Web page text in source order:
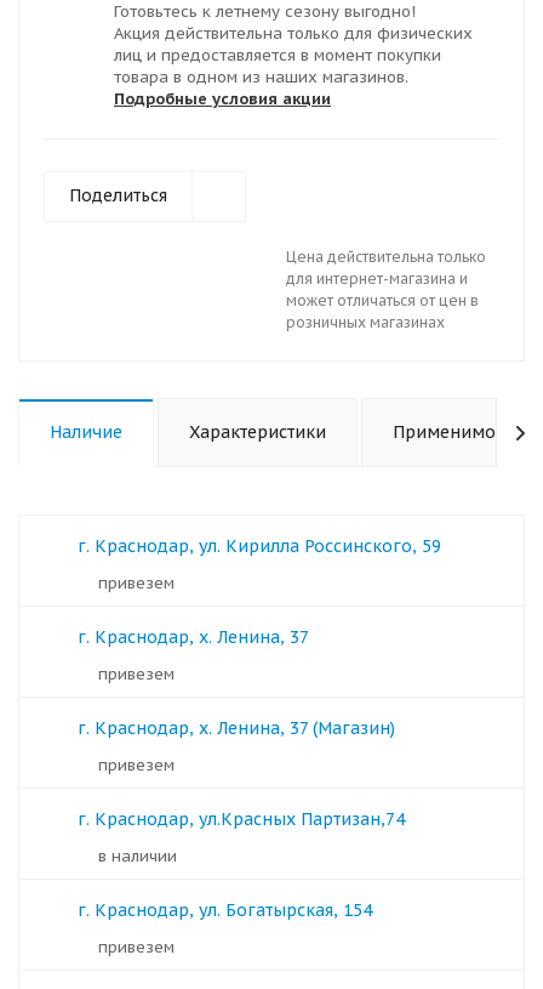
Готовьтесь к летнему сезону выгодно!
Акция действительна только для физических
лиц и предоставляется в момент покупки
товара в одном из наших магазинов.
Подробные условия акции
Поделиться
Цена действительна только
для интернет-магазина и
может отличаться от цен в
розничных магазинах
Наличие Характеристики Применимость
г. Краснодар, ул. Кирилла Россинского, 59
Привезем
г. Краснодар, х. Ленина, 37
Привезем
г. Краснодар, х. Ленина, 37 (Магазин)
Привезем
г. Краснодар, ул.Красных Партизан,74
в наличии
г. Краснодар, ул. Богатырская, 154
Привезем